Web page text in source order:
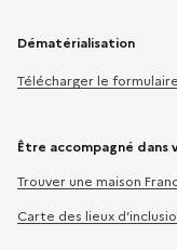
Dématérialisation
Télécharger le formulaire
Être accompagné dans
Trouver une maison
Carte des lieux